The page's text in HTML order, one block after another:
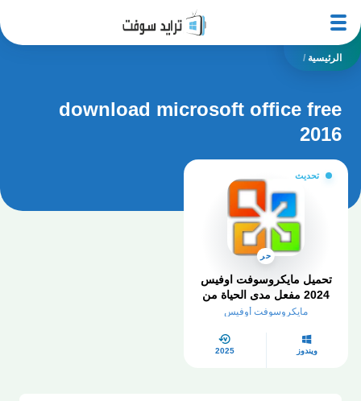
الرئيسية /
download microsoft office free
2016
تحديث
حر
تحميل مايكروسوفت اوفيس
2024 مفعل مدى الحياة من
ميديا ​​فاير
مايكروسوفت أوفيس
ويندوز 2025